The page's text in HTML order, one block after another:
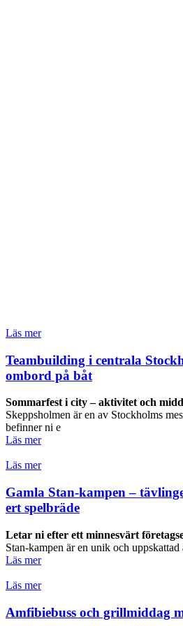
Läs mer
Teambuilding i centrala
ombord på båt
Sommarfest i city – aktivitet och
Skeppsholmen är en av Stockholms
befinner ni e
Läs mer
Läs mer
Gamla Stan-kampen –
ert spelbräde
Letar ni efter ett minnesvärt
Stan-kampen är en unik och
Läs mer
Läs mer
Amfibiebuss och grillmiddag